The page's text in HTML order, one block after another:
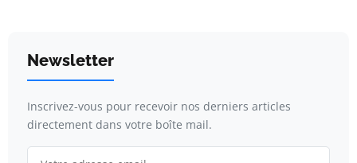
Newsletter
Inscrivez-vous pour recevoir nos derniers articles
directement dans votre boîte mail.